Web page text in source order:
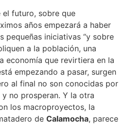
el futuro, sobre que
años empezará a haber
pequeñas iniciativas “y sobre
a la población, una
economía que revirtiera en la
empezando a pasar, surgen
al final no son conocidas por
no prosperan. Y la otra
los macroproyectos, la
de Calamocha, parece